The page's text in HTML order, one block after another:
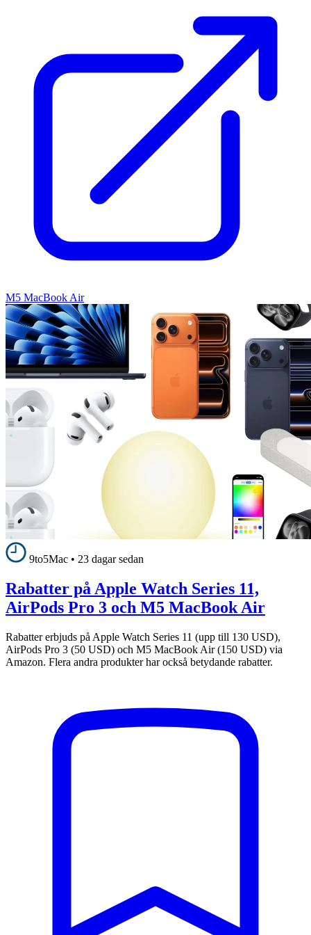
M5 MacBook Air
9to5Mac • 23 dagar sedan
Rabatter på Apple Watch Series 11,
AirPods Pro 3 och M5 MacBook Air
Rabatter erbjuds på Apple Watch Series 11 (upp till 130 USD),
AirPods Pro 3 (50 USD) och M5 MacBook Air (150 USD) via
Amazon. Flera andra produkter har också betydande rabatter.